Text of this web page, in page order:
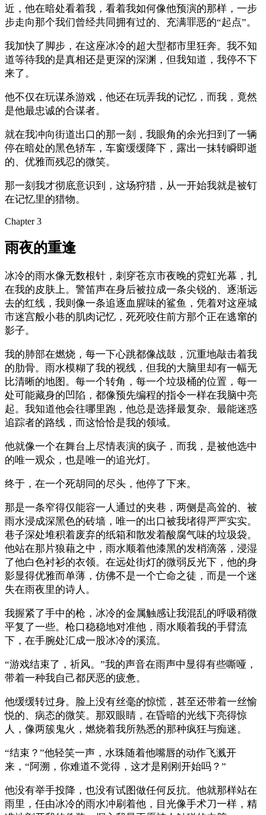
近，他在暗处看着我，看着我如何像他预演的那样，一步
步走向那个我们曾经共同拥有过的、充满罪恶的“起点”。
我加快了脚步，在这座冰冷的超大型都市里狂奔。我不知
道等待我的是真相还是更深的深渊，但我知道，我停不下
来了。
他不仅在玩谋杀游戏，他还在玩弄我的记忆，而我，竟然
是他最忠诚的合谋者。
就在我冲向街道出口的那一刻，我眼角的余光扫到了一辆
停在暗处的黑色轿车，车窗缓缓降下，露出一抹转瞬即逝
的、优雅而残忍的微笑。
那一刻我才彻底意识到，这场狩猎，从一开始我就是被钉
在记忆里的猎物。
Chapter 3
雨夜的重逢
冰冷的雨水像无数根针，刺穿苍京市夜晚的霓虹光幕，扎
在我的皮肤上。警笛声在身后被拉成一条尖锐的、逐渐远
去的红线，我则像一条追逐血腥味的鲨鱼，凭着对这座城
市迷宫般小巷的肌肉记忆，死死咬住前方那个正在逃窜的
影子。
我的肺部在燃烧，每一下心跳都像战鼓，沉重地敲击着我
的肋骨。雨水模糊了我的视线，但我的大脑里却有一幅无
比清晰的地图。每一个转角，每一个垃圾桶的位置，每一
处可能藏身的凹陷，都像预先编程的指令一样在我脑中亮
起。我知道他会往哪里跑，他总是选择最复杂、最能迷惑
追踪者的路线，而这恰恰是我的领域。
他就像一个在舞台上尽情表演的疯子，而我，是被他选中
的唯一观众，也是唯一的追光灯。
终于，在一个死胡同的尽头，他停了下来。
那是一条窄得仅能容一人通过的夹巷，两侧是高耸的、被
雨水浸成深黑色的砖墙，唯一的出口被我堵得严严实实。
巷子深处堆积着废弃的纸箱和散发着酸腐气味的垃圾袋。
他站在那片狼藉之中，雨水顺着他漆黑的发梢滴落，浸湿
了他白色衬衫的衣领。在远处街灯的微弱反光下，他的身
影显得优雅而单薄，仿佛不是一个亡命之徒，而是一个迷
失在雨夜里的诗人。
我握紧了手中的枪，冰冷的金属触感让我混乱的呼吸稍微
平复了一些。枪口稳稳地对准他，雨水顺着我的手臂流
下，在手腕处汇成一股冰冷的溪流。
“游戏结束了，祈风。”我的声音在雨声中显得有些嘶哑，
带着一种我自己都厌恶的疲惫。
他缓缓转过身。脸上没有丝毫的惊慌，甚至还带着一丝愉
悦的、病态的微笑。那双眼睛，在昏暗的光线下亮得惊
人，像两簇鬼火，燃烧着我所熟悉的那种疯狂与痴迷。
“结束？”他轻笑一声，水珠随着他嘴唇的动作飞溅开
来，“阿溯，你难道不觉得，这才是刚刚开始吗？”
他没有举手投降，也没有试图做任何反抗。他就那样站在
雨里，任由冰冷的雨水冲刷着他，目光像手术刀一样，精